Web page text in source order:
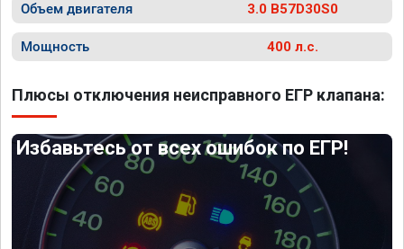
Объем двигателя 3.0 B57D30S0
Мощность 400 л.с.
Плюсы отключения неисправного ЕГР клапана:
Избавьтесь от всех ошибок по ЕГР!